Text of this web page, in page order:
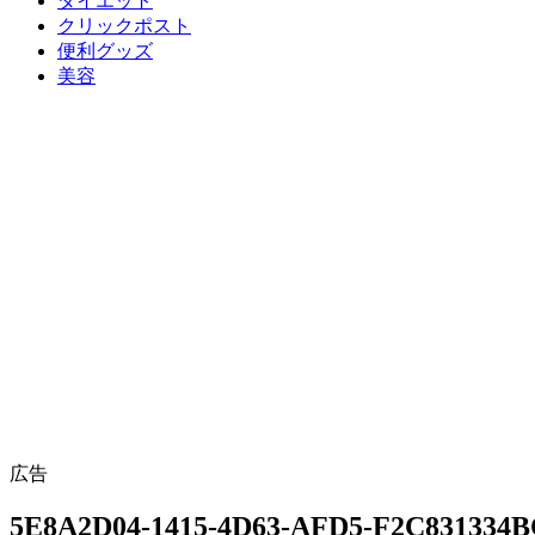
クリックポスト
便利グッズ
美容
広告
5E8A2D04-1415-4D63-AFD5-